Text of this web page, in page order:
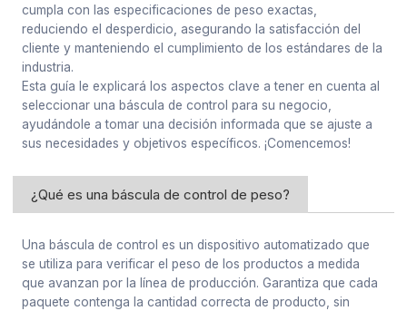
cumpla con las especificaciones de peso exactas,
reduciendo el desperdicio, asegurando la satisfacción del
cliente y manteniendo el cumplimiento de los estándares de la
industria.
Esta guía le explicará los aspectos clave a tener en cuenta al
seleccionar una báscula de control para su negocio,
ayudándole a tomar una decisión informada que se ajuste a
sus necesidades y objetivos específicos. ¡Comencemos!
¿Qué es una báscula de control de peso?
Una báscula de control es un dispositivo automatizado que
se utiliza para verificar el peso de los productos a medida
que avanzan por la línea de producción. Garantiza que cada
paquete contenga la cantidad correcta de producto, sin